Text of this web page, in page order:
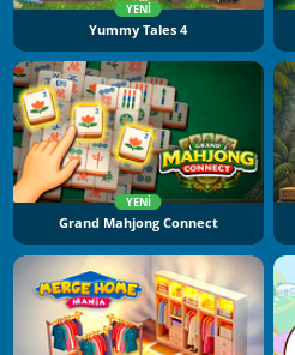
YENI
Yummy Tales 4
YENI
Grand Mahjong Connect